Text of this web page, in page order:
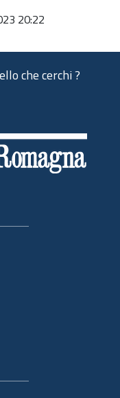
20:22
che cerchi ?